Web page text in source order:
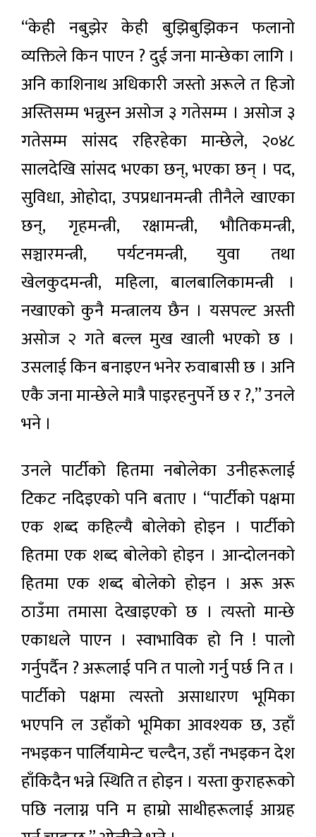
“केही नबुझेर केही बुझिबुझिकन फलानो
व्यक्तिले किन पाएन ? दुई जना मान्छेका लागि ।
अनि काशिनाथ अधिकारी जस्तो अरूले त हिजो
अस्तिसम्म भन्नुस्न असोज ३ गतेसम्म । असोज ३
गतेसम्म सांसद रहिरहेका मान्छेले, २०४८
सालदेखि सांसद भएका छन्, भएका छन् । पद,
सुविधा, ओहोदा, उपप्रधानमन्त्री तीनैले खाएका
छन्, गृहमन्त्री, रक्षामन्त्री, भौतिकमन्त्री,
सञ्चारमन्त्री, पर्यटनमन्त्री, युवा तथा
खेलकुदमन्त्री, महिला, बालबालिकामन्त्री ।
नखाएको कुनै मन्त्रालय छैन । यसपल्ट अस्ती
असोज २ गते बल्ल मुख खाली भएको छ ।
उसलाई किन बनाइएन भनेर रुवाबासी छ । अनि
एकै जना मान्छेले मात्रै पाइरहनुपर्ने छ र ?,” उनले
भने ।
उनले पार्टीको हितमा नबोलेका उनीहरूलाई
टिकट नदिइएको पनि बताए । “पार्टीको पक्षमा
एक शब्द कहिल्यै बोलेको होइन । पार्टीको
हितमा एक शब्द बोलेको होइन । आन्दोलनको
हितमा एक शब्द बोलेको होइन । अरू अरू
ठाउँमा तमासा देखाइएको छ । त्यस्तो मान्छे
एकाधले पाएन । स्वाभाविक हो नि ! पालो
गर्नुपर्दैन ? अरूलाई पनि त पालो गर्नु पर्छ नि त ।
पार्टीको पक्षमा त्यस्तो असाधारण भूमिका
भएपनि ल उहाँको भूमिका आवश्यक छ, उहाँ
नभइकन पार्लियामेन्ट चल्दैन, उहाँ नभइकन देश
हाँकिदैन भन्ने स्थिति त होइन । यस्ता कुराहरूको
पछि नलाग्न पनि म हाम्रो साथीहरूलाई आग्रह